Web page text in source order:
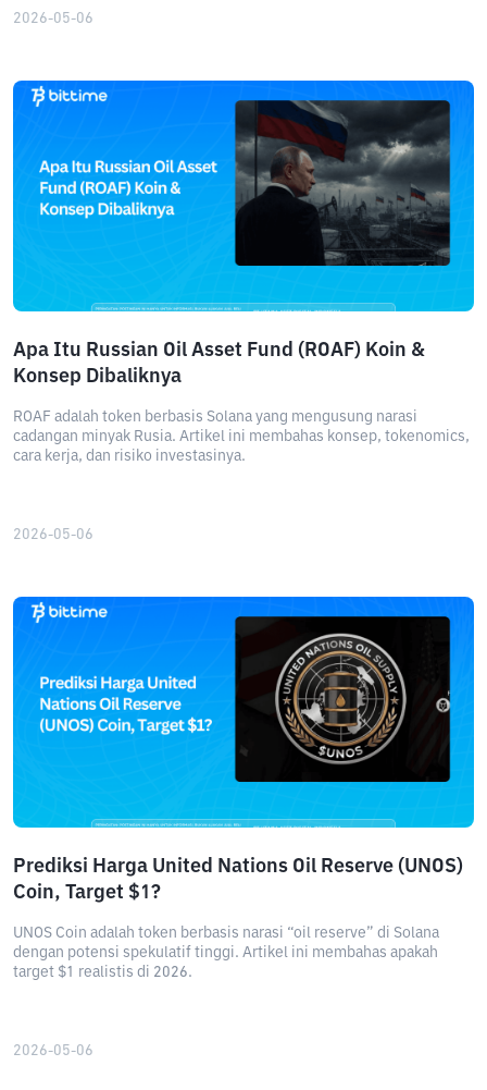
2026-05-06
Apa Itu Russian Oil Asset Fund (ROAF) Koin &
Konsep Dibaliknya
ROAF adalah token berbasis Solana yang mengusung narasi
cadangan minyak Rusia. Artikel ini membahas konsep, tokenomics,
cara kerja, dan risiko investasinya.
2026-05-06
Prediksi Harga United Nations Oil Reserve (UNOS)
Coin, Target $1?
UNOS Coin adalah token berbasis narasi “oil reserve” di Solana
dengan potensi spekulatif tinggi. Artikel ini membahas apakah
target $1 realistis di 2026.
2026-05-06